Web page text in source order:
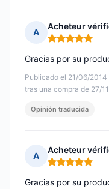
A
Acheteur
Nota: 5 de 5
Publicado el 21/06/2014
tras una compra de 27/
Gracias por su
Opinión traducida
A
Acheteur
Nota: 5 de 5
Gracias por su